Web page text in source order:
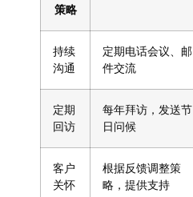
策略
持续
沟通
定期电话会议、邮
件交流
定期
回访
每年拜访，发送节
日问候
客户
关怀
根据反馈调整策
略，提供支持